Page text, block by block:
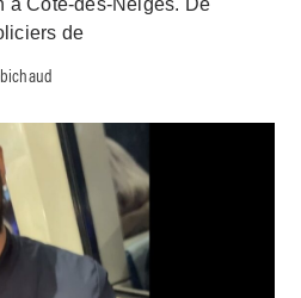
à Côte-des-Neiges. De
de